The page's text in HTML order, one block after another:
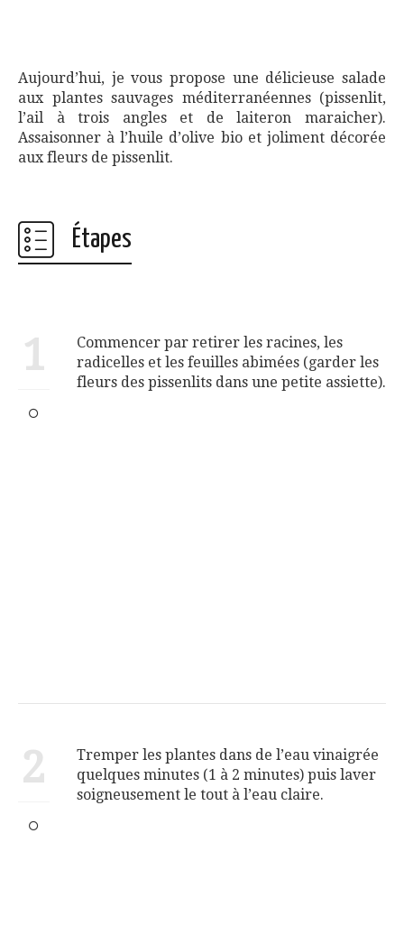
Aujourd’hui, je vous propose une délicieuse salade
aux plantes sauvages méditerranéennes (pissenlit,
l’ail à trois angles et de laiteron maraicher).
Assaisonner à l’huile d’olive bio et joliment décorée
aux fleurs de pissenlit.
Étapes
1
Commencer par retirer les racines, les
radicelles et les feuilles abimées (garder les
fleurs des pissenlits dans une petite assiette).
2
Tremper les plantes dans de l’eau vinaigrée
quelques minutes (1 à 2 minutes) puis laver
soigneusement le tout à l’eau claire.